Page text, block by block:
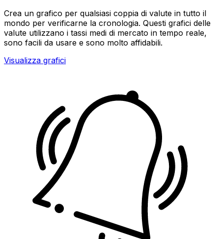
Crea un grafico per qualsiasi coppia di valute in tutto il
mondo per verificarne la cronologia. Questi grafici delle
valute utilizzano i tassi medi di mercato in tempo reale,
sono facili da usare e sono molto affidabili.
Visualizza grafici